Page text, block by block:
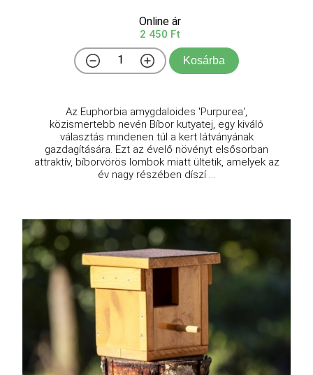
Online ár
2 450 Ft
Kosárba
Az Euphorbia amygdaloides 'Purpurea',
közismertebb nevén Bíbor kutyatej, egy kiváló
választás mindenen túl a kert látványának
gazdagítására. Ezt az évelő növényt elsősorban
attraktív, bíborvörös lombok miatt ültetik, amelyek az
év nagy részében díszí ...